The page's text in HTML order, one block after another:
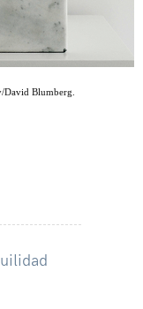
David Blumberg.